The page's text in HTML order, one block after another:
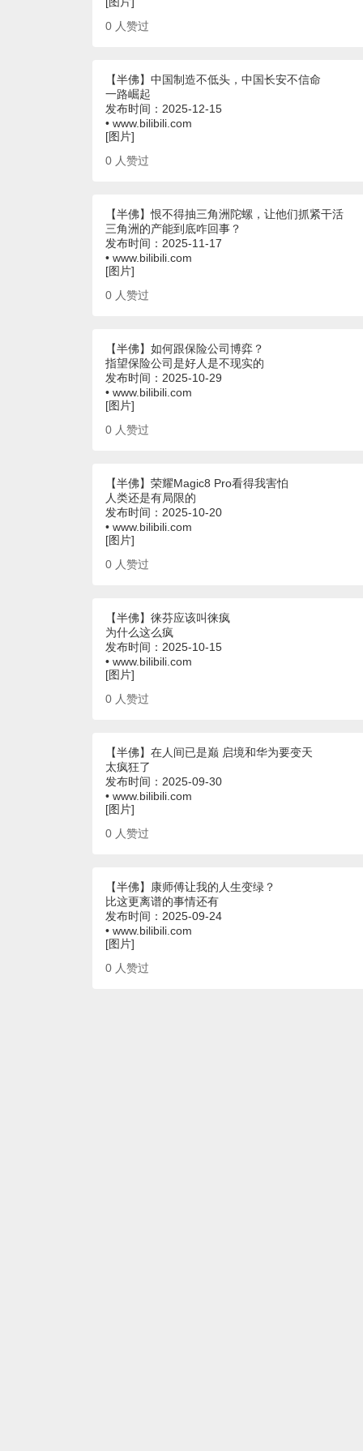
0 人赞过
【半佛】中国制造不低头，中国长安不信命
一路崛起
发布时间：2025-12-15
• www.bilibili.com
[图片]
0 人赞过
【半佛】恨不得抽三角洲陀螺，让他们抓紧干活
三角洲的产能到底咋回事？
发布时间：2025-11-17
• www.bilibili.com
[图片]
0 人赞过
【半佛】如何跟保险公司博弈？
指望保险公司是好人是不现实的
发布时间：2025-10-29
• www.bilibili.com
[图片]
0 人赞过
【半佛】荣耀Magic8 Pro看得我害怕
人类还是有局限的
发布时间：2025-10-20
• www.bilibili.com
[图片]
0 人赞过
【半佛】徕芬应该叫徕疯
为什么这么疯
发布时间：2025-10-15
• www.bilibili.com
[图片]
0 人赞过
【半佛】在人间已是巅 启境和华为要变天
太疯狂了
发布时间：2025-09-30
• www.bilibili.com
[图片]
0 人赞过
【半佛】康师傅让我的人生变绿？
比这更离谱的事情还有
发布时间：2025-09-24
• www.bilibili.com
[图片]
0 人赞过